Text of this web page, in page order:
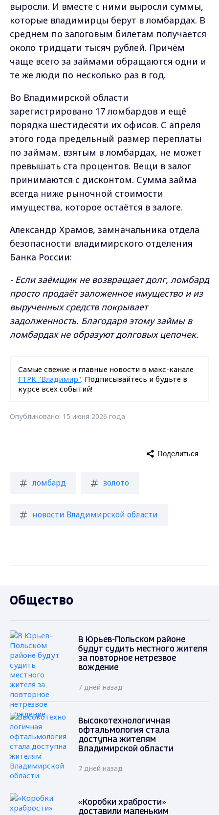
выросли. И вместе с ними выросли суммы,
которые владимирцы берут в ломбардах. В
среднем по залоговым билетам получается
около тридцати тысяч рублей. Причём
чаще всего за займами обращаются одни и
те же люди по несколько раз в год.
Во Владимирской области
зарегистрировано 17 ломбардов и ещё
порядка шестидесяти их офисов. С апреля
этого года предельный размер переплаты
по займам, взятым в ломбардах, не может
превышать ста процентов. Вещи в залог
принимаются с дисконтом. Сумма займа
всегда ниже рыночной стоимости
имущества, которое остаётся в залоге.
Александр Храмов, замначальника отдела
безопасности владимирского отделения
Банка России:
- Если заёмщик не возвращает долг, ломбард
просто продаёт заложенное имущество и из
вырученных средств покрывает
задолженность. Благодаря этому займы в
ломбардах не образуют долговых цепочек.
Самые свежие и главные новости в макс-канале
ГТРК "Владимир". Подписывайтесь и будьте в
курсе всех событий!
Опубликовано: 15 июня 2026 года
ломбард золото
новости Владимирской области
Поделиться
Общество
В Юрьев-Польском районе
будут судить местного жителя
за повторное нетрезвое
вождение
7 дней назад
Высокотехнологичная
офтальмология стала
доступна жителям
Владимирской области
7 дней назад
«Коробки храбрости»
доставили маленьким